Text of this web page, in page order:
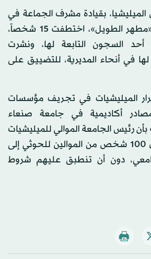
الميليشيا، بقيادة مشرف الجماعة في
المديرية ويدعى «مطهر الطويل»، اختطفت 15 شخصاً،
السجون التابعة لها، ونشرت
في أنحاء المديرية، للتضييق على
الميليشيات في تجريف مؤسسات
مصادر أكاديمية في جامعة صنعاء
بأن رئيس الجامعة الموالي للميليشيات
أمر، أمس، بإلحاق 100 شخص من الموالين للحوثي إلى
دون أن تنطبق عليهم شروط